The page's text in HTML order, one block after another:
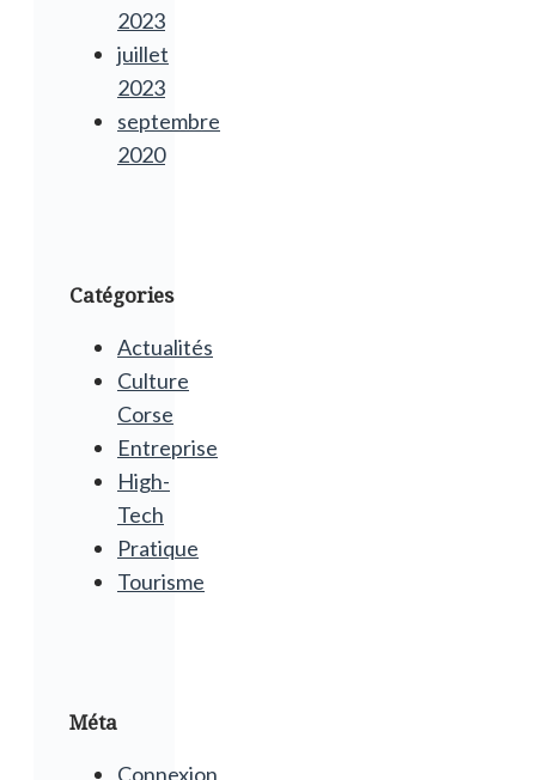
2023
juillet
2023
septembre
2020
Catégories
Actualités
Culture
Corse
Entreprise
High-
Tech
Pratique
Tourisme
Méta
Connexion